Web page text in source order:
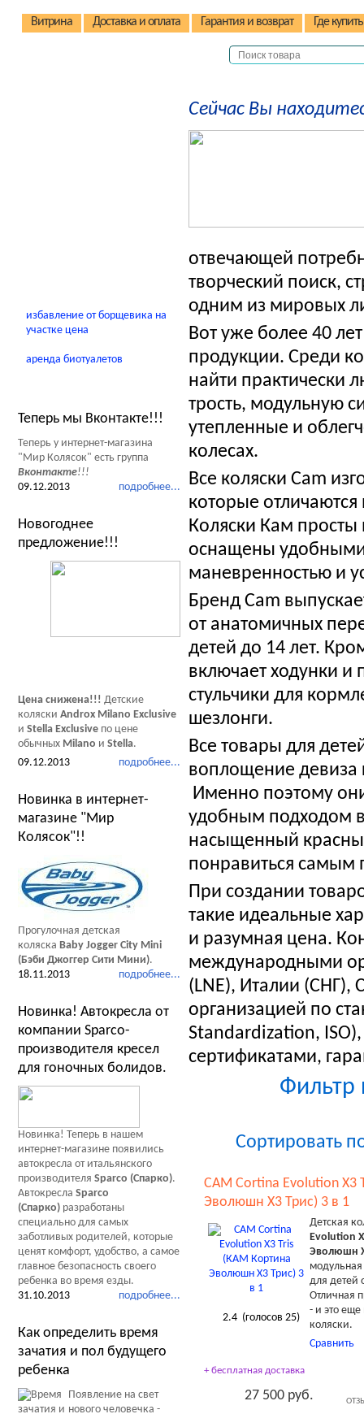
Витрина Доставка и оплата Гарантия и возврат Где купить
Сейчас Вы
отвечающей
творческий поиск,
одним из мировых
Вот уже более 40
продукции. Среди
найти практически
трость, модульную
утепленные и
колесах.
Все коляски Cam
которые
Коляски Кам
оснащены
маневренностью и
Бренд Cam
от анатомичных
детей до 14 лет.
включает ходунки и
стульчики для
шезлонги.
Все товары для
воплощение девиза
Именно поэтому
удобным подходом
насыщенный
понравиться самым
При создании
такие идеальные
и разумная цена.
международными
(LNE), Италии
организацией по
Standardization,
сертификатами,
Фильтр
Сортировать
CAM Cortina Evolution
Эволюшн Х3 Трис) 3 в 1
2.4(голосов 25)
Детская
Evolution
Эволюшн
модульная
для детей
Отличная
- и это еще
коляски.
Сравнить
+ бесплатная доставка
27 500 руб.
избавление от борщевика на
участке цена
аренда биотуалетов
Теперь мы Вконтакте!!!
Теперь у интернет-магазина
"Мир Колясок" есть группа
Вконтакте!!!
подробнее...
09.12.2013
Новогоднее
предложение!!!
Цена снижена!!! Детские
коляски Androx Milano Exclusive
и Stella Exclusive по цене
обычных Milano и Stella.
подробнее...
09.12.2013
Новинка в интернет-
магазине "Мир
Колясок"!!
Прогулочная детская
коляска Baby Jogger City Mini
(Бэби Джоггер Сити Мини).
подробнее...
18.11.2013
Новинка! Автокресла от
компании Sparco-
производителя кресел
для гоночных болидов.
Новинка! Теперь в нашем
интернет-магазине появились
автокресла от итальянского
производителя Sparco (Спарко).
Автокресла Sparco
(Спарко) разработаны
специально для самых
заботливых родителей, которые
ценят комфорт, удобство, а самое
главное безопасность своего
ребенка во время езды.
подробнее...
31.10.2013
Как определить время
зачатия и пол будущего
ребенка
Появление на свет
нового человечка -